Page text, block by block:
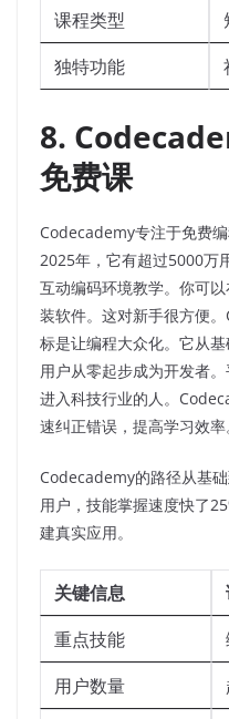
课程类型
独特功能
8.
免费课
Codecademy专注于免费
2025年，它有超过5000万
互动编码环境教学。你可
装软件。这对新手很方便
标是让编程大众化。它从
用户从零起步成为开发者
进入科技行业的人。
速纠正错误，提高学习效率
Codecademy的路径从基
用户，技能掌握速度快了
建真实应用。
关键信息
重点技能
用户数量